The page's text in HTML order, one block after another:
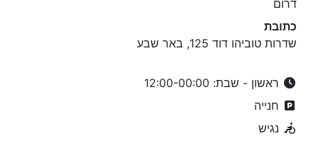
דרום
כתובת
שדרות טוביהו דוד 125, באר שבע
ראשון - שבת: 12:00-00:00
חנייה
נגיש